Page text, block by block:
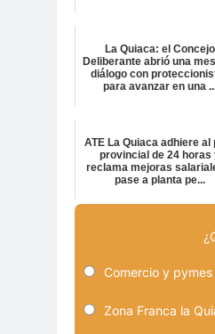
La Quiaca: el Concejo
Deliberante abrió una
diálogo con
para avanzar en una
ATE La Quiaca adhiere al
provincial de 24 horas
reclama mejoras
pase a planta pe...
Comercio y pymes
Zona Franca la